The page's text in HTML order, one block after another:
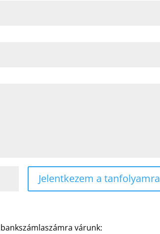
Jelentkezem a tanfolyamra
várunk: